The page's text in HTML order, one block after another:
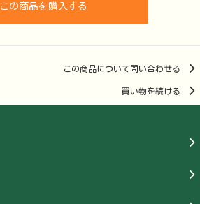
この商品を購入する
この商品について問い合わせる
買い物を続ける